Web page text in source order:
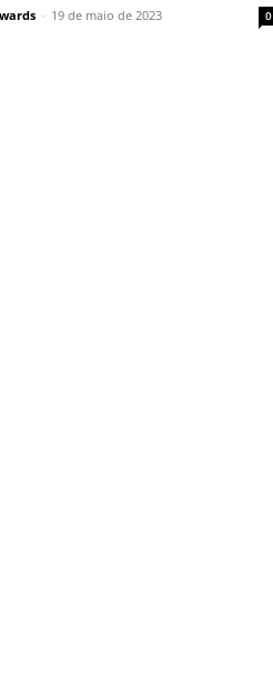
- 19 de maio de 2023 0